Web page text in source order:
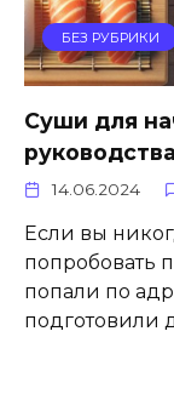
БЕЗ РУБРИКИ
Суши для
руководства
14.06.2024
Если вы
попробовать
попали по
подготовили